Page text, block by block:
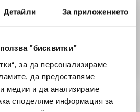
Детайли За приложението
"бисквитки"
за да персонализираме
да предоставяме
медии и да анализираме
споделяме информация за
245РЕСТОРАНТА